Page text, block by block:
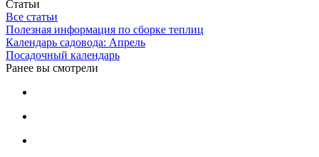
Статьи
Все статьи
Полезная информация по сборке теплиц
Календарь садовода: Апрель
Посадочный календарь
Ранее вы смотрели